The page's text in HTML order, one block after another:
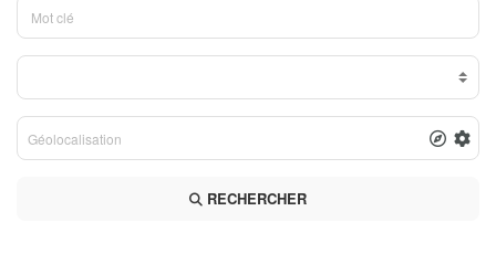
RECHERCHER